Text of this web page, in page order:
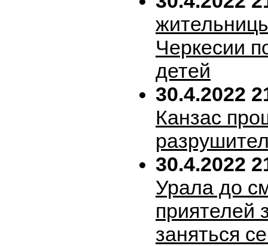
Черкесии
детей
30.4.2022
Канзас
30.4.2022
Урала до
приятелей
заняться